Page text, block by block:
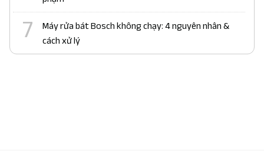
Máy rửa bát Bosch không chạy: 4 nguyên nhân &
cách xử lý